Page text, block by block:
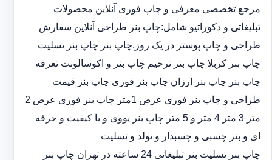
مرجع تخصصی معرفی و چاپ فوری آنلاین محصولات
تبلیغاتی و دکوراتیو شامل:چاپ بنر طراحی آنلاین سفارش
طراحی و چاپ پوستر در یک روز.چاپ بنر چاپ بنر تسلیت
چاپ بنر کربلا چاپ بنر ترحیم چاپ بنر و اکوسالونت تعرفه
چاپ بنر چاپ بنر ارزان چاپ بنر فوری چاپ بنر قیمت
طراحی و چاپ بنر فوری عرض 1متر چاپ بنر فوری عرض 2
متر 3 متر 4 متر و 5 متر چاپ بنر یووی و با کیفیت و حرفه
ای و بنر چسبی و چسبدار و تولد و تسلیت
چاپ بنر تسلیت بنر تبلیغاتی 24 ساعته در تهران چاپ بنر